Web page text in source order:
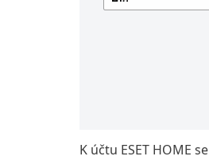
K účtu ESET HOME